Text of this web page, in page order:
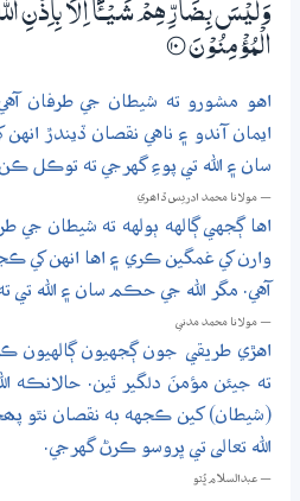
وَلَيْسَ بِضَاۗرِّهِمْ شَـيْـــــًٔا اِلَّا بِاِذْنِ
الْمُؤْمِنُوْنَ ؀10
اهو مشورو ته شيطان جي طرفان
ايمان آندو ۽ ناهي نقصان ڏيندڙ
سان ۽ الله تي پوءِ گهرجي ته توڪل
— مولانا محمد ادريس ڏاھري
اها ڳجهي ڳالهه ٻولهه ته شيطان جي
وارن کي غمگين ڪري ۽ اها انهن کي
آهي. مگر الله جي حڪم سان ۽ الله تي
— مولانا محمد مدني
اهڙي طريقي جون ڳجهيون ڳالهيون
ته جيئن مؤمنَ دلگير ٿين. حالانڪه
(شيطان) کين ڪجهه به نقصان نٿو
الله تعالى تي ڀروسو ڪرڻ گهرجي.
— عبدالسلام ڀُٽو